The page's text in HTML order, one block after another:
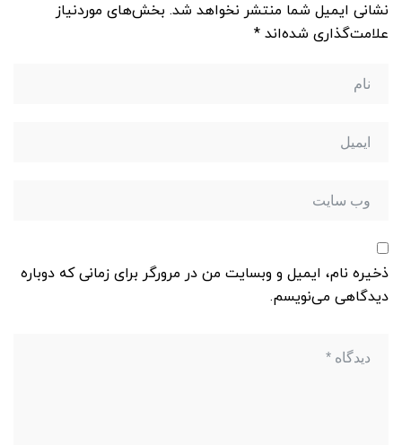
نشانی ایمیل شما منتشر نخواهد شد. بخش‌های موردنیاز
علامت‌گذاری شده‌اند *
ذخیره نام، ایمیل و وبسایت من در مرورگر برای زمانی که دوباره
دیدگاهی می‌نویسم.